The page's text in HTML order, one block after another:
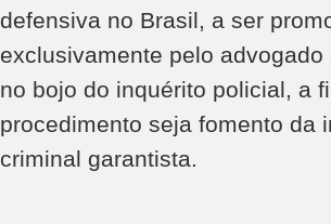
defensiva no Brasil, a ser
exclusivamente pelo
no bojo do inquérito policial, a
procedimento seja fomento da
criminal garantista.